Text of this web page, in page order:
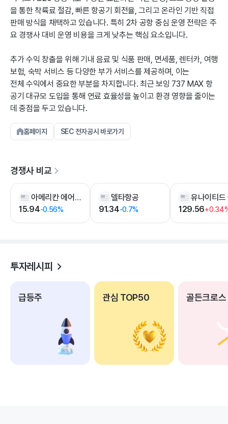
을 통한 착륙료 절감, 빠른 항공기 회전율, 그리고 온라인 기반 직접
판매 방식을 채택하고 있습니다. 특히 2차 공항 중심 운영 전략은 주
요 경쟁사 대비 운영 비용을 크게 낮추는 핵심 요소입니다.
추가 수익 창출을 위해 기내 음료 및 식품 판매, 면세품, 렌터카, 여행
보험, 숙박 서비스 등 다양한 부가 서비스를 제공하며, 이는
전체 수익에서 중요한 부분을 차지합니다. 최근 보잉 737 MAX 항
공기 대규모 도입을 통해 연료 효율성을 높이고 환경 영향을 줄이는
데 중점을 두고 있습니다.
홈페이지 SEC 전자공시 바로가기
경쟁사 비교
아메리칸 에어라인
15.94-0.56%
델타항공
91.34-0.7% 129.56
투자레시피
급등주 관심 TOP50 골든크로스